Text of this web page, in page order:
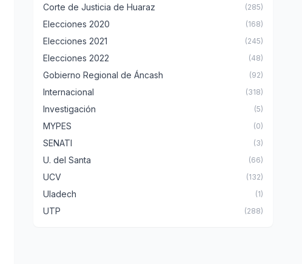
Corte de Justicia de Huaraz (285)
Elecciones 2020 (168)
Elecciones 2021 (245)
Elecciones 2022 (48)
Gobierno Regional de Áncash (92)
Internacional (318)
Investigación (5)
MYPES (0)
SENATI (3)
U. del Santa (66)
UCV (132)
Uladech (1)
UTP (288)